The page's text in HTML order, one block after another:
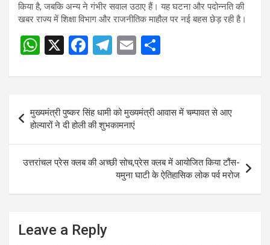
किया है, जबकि अन्य ने गंभीर सवाल उठाए हैं। यह घटना और पदोन्नति की
खबर राज्य में शिक्षा विभाग और राजनीतिक माहौल पर नई बहस छेड़ रही है।
PostW
at
s
A
p
p
X
F
ce
b
o
o
k
T
e
gr
a
m
E
ail ar
navigation
मुख्यमंत्री पुष्कर सिंह धामी को मुख्यमंत्री आवास में चम्पावत से आए
होल्यारों ने दी होली की शुभकामनाएं
उत्तरांचल प्रेस क्लब की अच्छी सोच,प्रेस क्लब में आयोजित किया टौंस-
यमुना घाटी के ऐतिहासिक लोक पर्व मरोज
Leave a Reply